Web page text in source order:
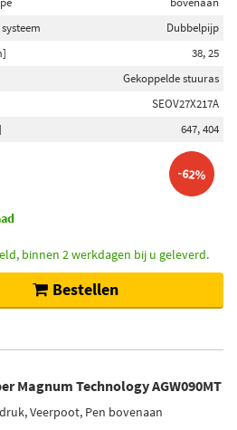
Dubbelpijp
38, 25
Gekoppelde stuuras
SEOV27X217A
647, 404
-62%
binnen 2 werkdagen bij u geleverd.
Bestellen
Magnum Technology AGW090MT
Veerpoot, Pen bovenaan